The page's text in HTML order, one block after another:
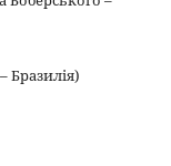
Бразилія)